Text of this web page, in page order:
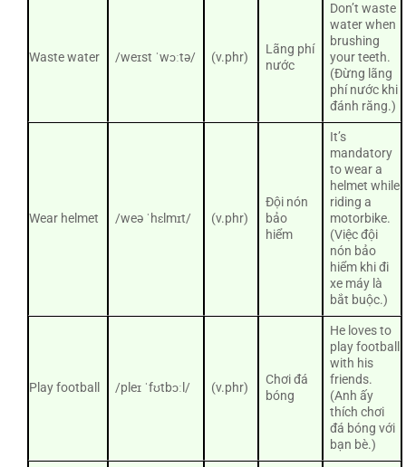
Waste water /weɪst ˈwɔːtə/ (v.phr)
Lãng phí
nước
Don’t waste
water when
brushing
your teeth.
(Đừng lãng
phí nước khi
đánh răng.)
Wear helmet /weə ˈhɛlmɪt/ (v.phr)
Đội nón
bảo
hiểm
It’s
mandatory
to wear a
helmet while
riding a
motorbike.
(Việc đội
nón bảo
hiểm khi đi
xe máy là
bắt buộc.)
Play football /pleɪ ˈfʊtbɔːl/ (v.phr)
Chơi đá
bóng
He loves to
play football
with his
friends.
(Anh ấy
thích chơi
đá bóng với
bạn bè.)